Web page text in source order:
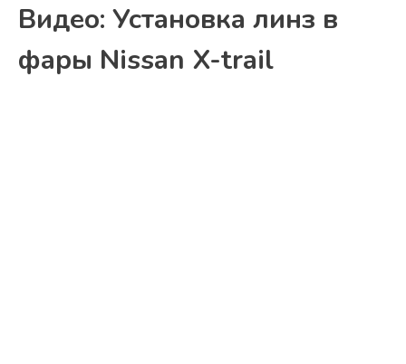
Видео: Установка линз в
фары Nissan X-trail